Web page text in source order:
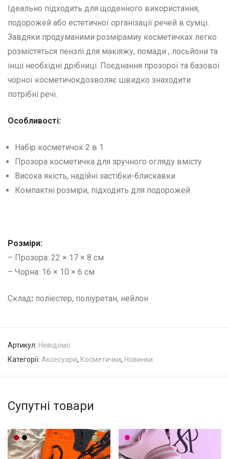
Ідеально підходить для щоденного використання,
подорожей або естетичної організації речей в сумці.
Завдяки продуманими розмірамиу косметичках легко
розмістяться пензлі для макіяжу, помади , лосьйони та
інші необхідні дрібниці. Поєднання прозорої та базової
чорної косметичокдозволяє швидко знаходити
потрібні речі.
Особливості:
Набір косметичок 2 в 1
Прозора косметичка для зручного огляду вмісту
Висока якість, надійні застібки-блискавки
Компактні розміри, підходить для подорожей
Розміри:
– Прозора: 22 × 17 × 8 см
– Чорна: 16 × 10 × 6 см
Склад: поліестер, поліуретан, нейлон
Артикул: Невідомо
Категорії: Аксесуари, Косметички, Новинки
Супутні товари